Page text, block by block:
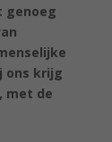
genoeg
ons krijg
met de